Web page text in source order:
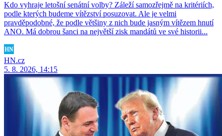
Kdo vyhraje letošní senátní volby? Záleží samozřejmě na kritériích,
podle kterých budeme vítězství posuzovat. Ale je velmi
pravděpodobné, že podle většiny z nich bude jasným vítězem hnutí
ANO. Má dobrou šanci na největší zisk mandátů ve své historii...
HN.cz
5. 8. 2026, 14:15